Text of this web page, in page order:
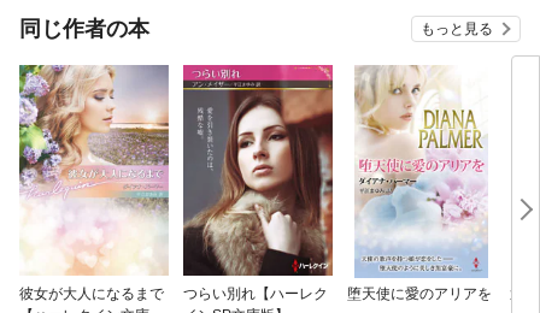
同じ作者の本 もっと見る
彼女が大人になるまで
つらい別れ【ハーレク
堕天使に愛のアリアを
運